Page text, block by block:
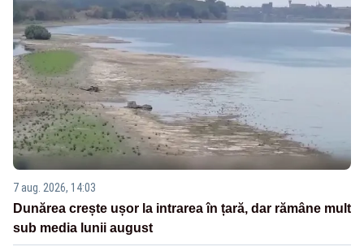
7 aug. 2026, 14:03
Dunărea crește ușor la intrarea în țară, dar rămâne mult
sub media lunii august